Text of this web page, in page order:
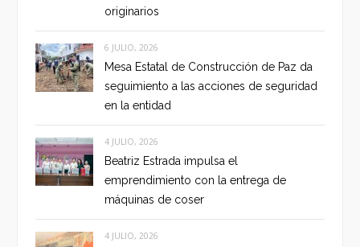
originarios
6 JULIO, 2026
Mesa Estatal de Construcción de Paz da
seguimiento a las acciones de seguridad
en la entidad
4 JULIO, 2026
Beatriz Estrada impulsa el
emprendimiento con la entrega de
máquinas de coser
4 JULIO, 2026